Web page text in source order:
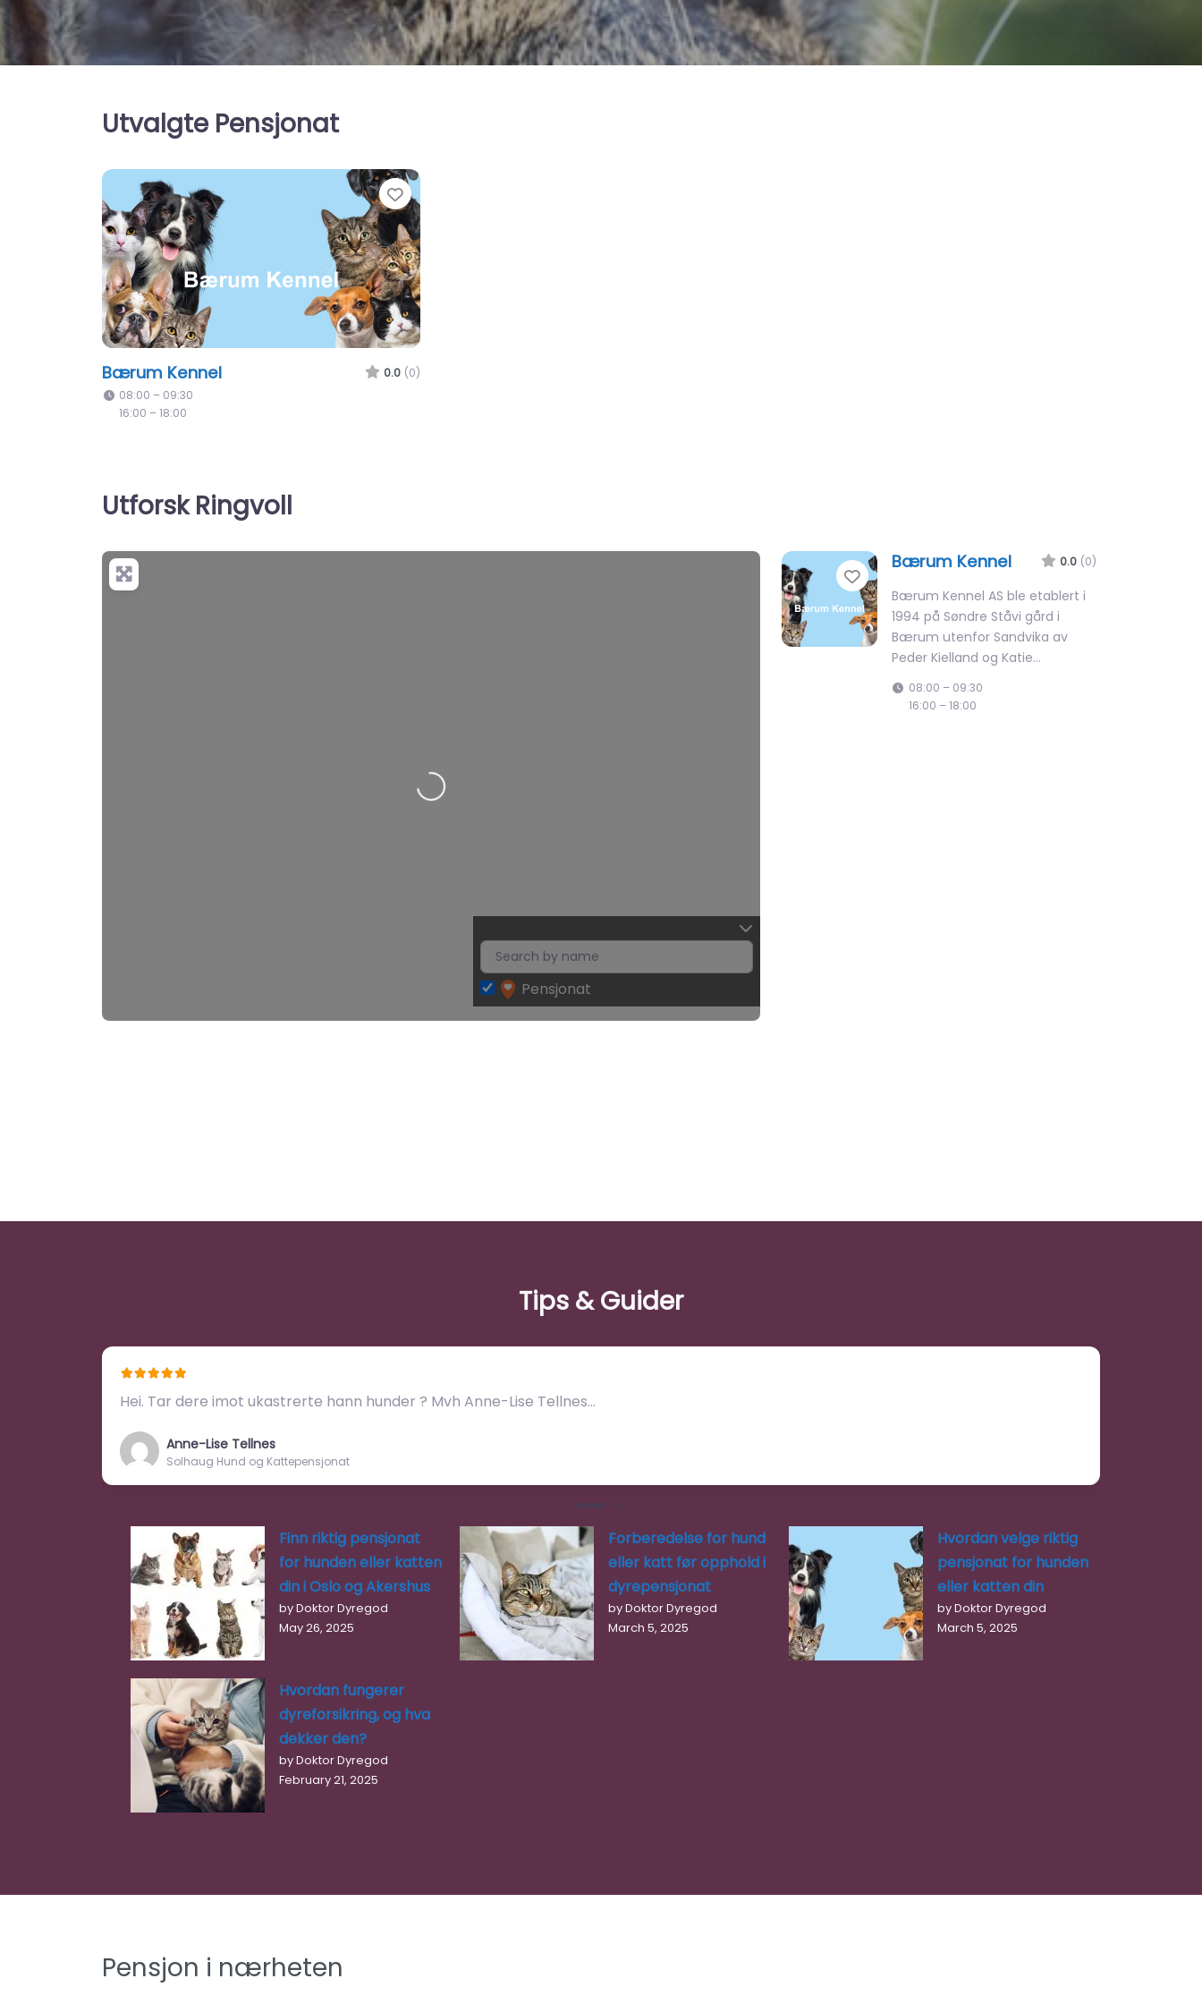
Utvalgte Pensjonat
Favorite
Bærum Kennel​ 0.0 (0)
08:00 – 09:30
16:00 – 18:00
Utforsk Ringvoll
+
−
Pensjonat
Favorite
Bærum Kennel​ 0.0 (0)
Bærum Kennel AS ble etablert i
1994 på Søndre Ståvi gård i
Bærum utenfor Sandvika av
Peder Kielland og Katie…
08:00 – 09:30
16:00 – 18:00
Tips & Guider
Hei. Tar dere imot ukastrerte hann hunder ? Mvh Anne-Lise Tellnes…
Anne-Lise Tellnes
Solhaug Hund og Kattepensjonat
Finn riktig pensjonat
for hunden eller katten
din i Oslo og Akershus
by Doktor Dyregod
May 26, 2025
Forberedelse for hund
eller katt før opphold i
dyrepensjonat
by Doktor Dyregod
March 5, 2025
Hvordan velge riktig
pensjonat for hunden
eller katten din
by Doktor Dyregod
March 5, 2025
Hvordan fungerer
dyreforsikring, og hva
dekker den?
by Doktor Dyregod
February 21, 2025
Pensjon i nærheten